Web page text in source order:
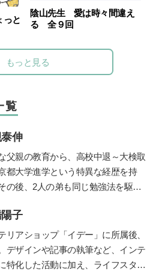
っと
陰山先生 愛は時々間違え
る 全９回
もっと見る
覧
伸
父親の教育から、高校中退～大検取
都大学進学という特異な経歴を持
の後、2人の弟も同じ勉強法を駆使
学卒業後、私立高校や職業訓練校で
経験を経て、2012年に東京都三鷹市
どもの好奇心に火をつける」学習を
にした探究学舎を開校。５児の父。
子
リアショップ「イデー」に所属後、
デザインや記事の執筆など、インテ
特化した活動に加え、ライフスタイ